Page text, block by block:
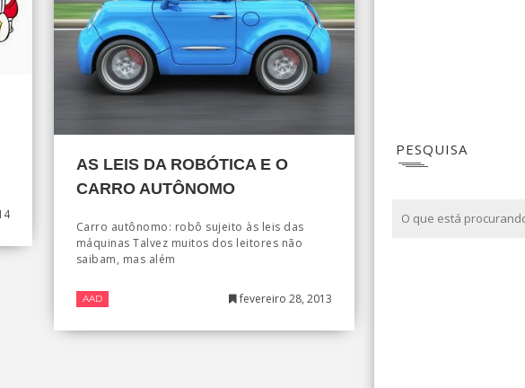
AS LEIS DA ROBÓTICA E O
CARRO AUTÔNOMO
Carro autônomo: robô sujeito às leis das
máquinas Talvez muitos dos leitores não
saibam, mas além
AAD fevereiro 28, 2013
PESQUISA